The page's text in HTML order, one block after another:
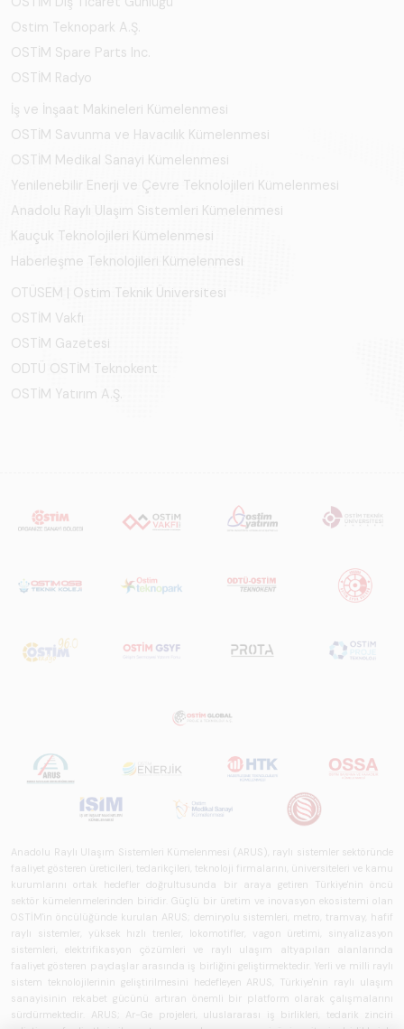
Ostim Teknopark A.Ş.
OSTİM Spare Parts Inc.
OSTİM Radyo
İş ve İnşaat Makineleri Kümelenmesi
OSTİM Savunma ve Havacılık Kümelenmesi
OSTİM Medikal Sanayi Kümelenmesi
Yenilenebilir Enerji ve Çevre Teknolojileri Kümelenmesi
Anadolu Raylı Ulaşım Sistemleri Kümelenmesi
Kauçuk Teknolojileri Kümelenmesi
Haberleşme Teknolojileri Kümelenmesi
OTÜSEM | Ostim Teknik Üniversitesi
OSTİM Vakfı
OSTİM Gazetesi
ODTÜ OSTİM Teknokent
OSTİM Yatırım A.Ş.
Anadolu Raylı Ulaşım Sistemleri Kümelenmesi (ARUS), raylı sistemler sektöründe
faaliyet gösteren üreticileri, tedarikçileri, teknoloji firmalarını, üniversiteleri ve kamu
kurumlarını ortak hedefler doğrultusunda bir araya getiren Türkiye'nin öncü
sektör kümelenmelerinden biridir. Güçlü bir üretim ve inovasyon ekosistemi olan
OSTİM'in öncülüğünde kurulan ARUS; demiryolu sistemleri, metro, tramvay, hafif
raylı sistemler, yüksek hızlı trenler, lokomotifler, vagon üretimi, sinyalizasyon
sistemleri, elektrifikasyon çözümleri ve raylı ulaşım altyapıları alanlarında
faaliyet gösteren paydaşlar arasında iş birliğini geliştirmektedir. Yerli ve milli raylı
sistem teknolojilerinin geliştirilmesini hedefleyen ARUS, Türkiye'nin raylı ulaşım
sanayisinin rekabet gücünü artıran önemli bir platform olarak çalışmalarını
sürdürmektedir. ARUS; Ar-Ge projeleri, uluslararası iş birlikleri, tedarik zinciri